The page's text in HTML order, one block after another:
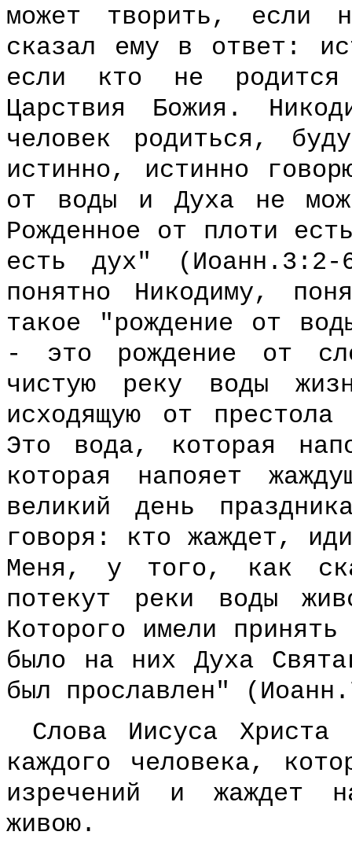
может творить, если
сказал ему в ответ:
если кто не
Царствия Божия.
человек родиться,
истинно, истинно
от воды и Духа не
Рожденное от плоти
есть дух" (Иоанн.3:2-
понятно Никодиму,
такое "рождение от
- это рождение от
чистую реку воды
исходящую от
Это вода, которая
которая напояет
великий день
говоря: кто жаждет,
Меня, у того, как
потекут реки воды
Которого имели
было на них Духа
был прославлен"
Слова Иисуса
каждого человека,
изречений и жаждет
живою.